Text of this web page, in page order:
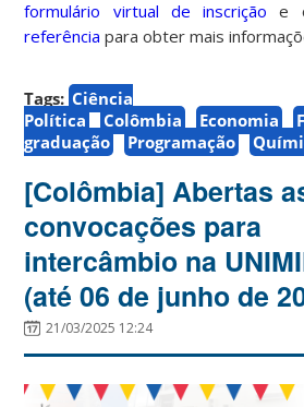
formulário virtual de inscrição e
referência para obter mais
Tags: Ciência
Política
Colômbia Economia
graduação
Programação
[Colômbia] Abertas
convocações para
intercâmbio na
(até 06 de junho de
21/03/2025 12:24